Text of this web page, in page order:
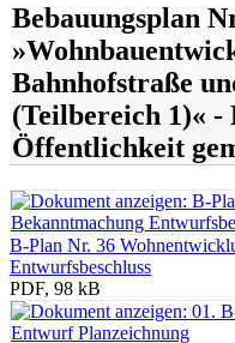
Bebauungsplan
Bahnhofstraße
(Teilbereich 1)« -
Öffentlichkeit
B-Plan Nr. 36
Entwurfsbeschluss
PDF, 98 kB